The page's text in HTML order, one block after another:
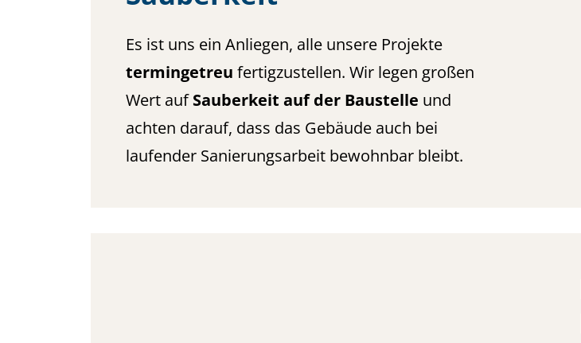
Es ist uns ein Anliegen, alle unsere Projekte
termingetreu fertigzustellen. Wir legen großen
Wert aufSauberkeit auf der Baustelle und
achten darauf, dass das Gebäude auch bei
laufender Sanierungsarbeit bewohnbar bleibt.